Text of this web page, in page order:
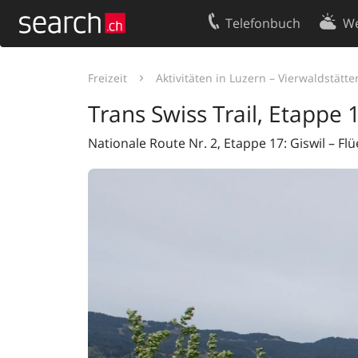
Telefonbuch
Freizeit Aktivitäten in Luzern –
Trans Swiss Trail, Etappe
Nationale Route Nr. 2, Etappe 17: Giswil –
Kontakt